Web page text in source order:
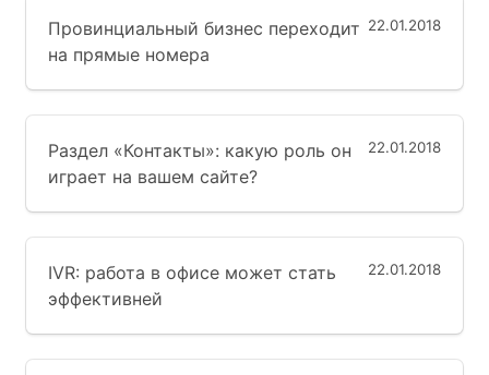
22.01.2018
Провинциальный бизнес переходит
на прямые номера
22.01.2018
Раздел «Контакты»: какую роль он
играет на вашем сайте?
22.01.2018
IVR: работа в офисе может стать
эффективней